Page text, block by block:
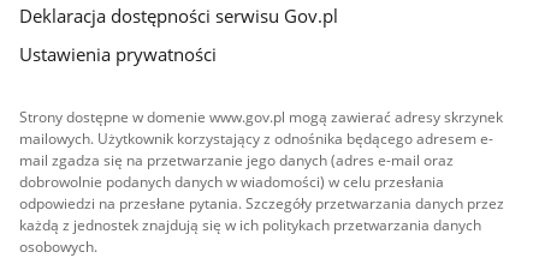
Deklaracja dostępności serwisu Gov.pl
Ustawienia prywatności
Strony dostępne w domenie www.gov.pl mogą zawierać adresy skrzynek
mailowych. Użytkownik korzystający z odnośnika będącego adresem e-
mail zgadza się na przetwarzanie jego danych (adres e-mail oraz
dobrowolnie podanych danych w wiadomości) w celu przesłania
odpowiedzi na przesłane pytania. Szczegóły przetwarzania danych przez
każdą z jednostek znajdują się w ich politykach przetwarzania danych
osobowych.